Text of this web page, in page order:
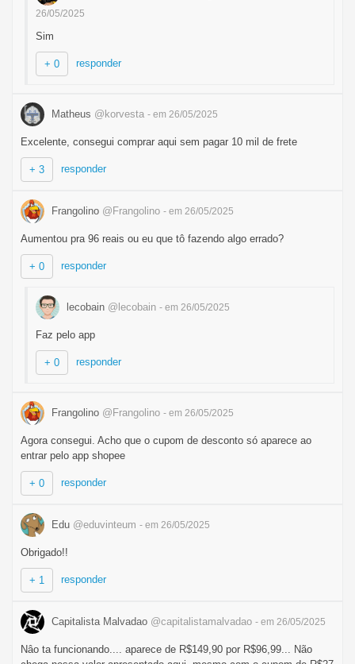
26/05/2025
Sim
+ 0 responder
Matheus @korvesta - em 26/05/2025
Excelente, consegui comprar aqui sem pagar 10 mil de frete
+ 3 responder
Frangolino @Frangolino - em 26/05/2025
Aumentou pra 96 reais ou eu que tô fazendo algo errado?
+ 0 responder
lecobain @lecobain - em 26/05/2025
Faz pelo app
+ 0 responder
Frangolino @Frangolino - em 26/05/2025
Agora consegui. Acho que o cupom de desconto só aparece ao
entrar pelo app shopee
+ 0 responder
Edu @eduvinteum - em 26/05/2025
Obrigado!!
+ 1 responder
Capitalista Malvadao @capitalistamalvadao - em 26/05/2025
Nâo ta funcionando.... aparece de R$149,90 por R$96,99... Não